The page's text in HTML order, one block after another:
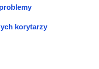
korytarzy